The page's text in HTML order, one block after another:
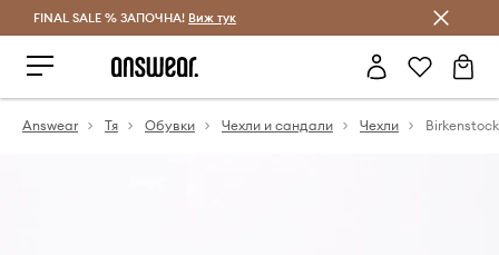
Спестявай с Answear Club
FINAL SALE % ЗАПОЧНА! Виж тук
Answear Тя Обувки Чехли и сандали Чехли